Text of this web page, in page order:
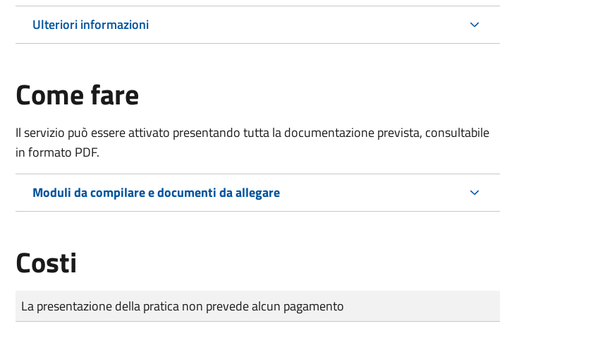
Ulteriori informazioni
Come fare
Il servizio può essere attivato presentando tutta la documentazione prevista, consultabile
in formato PDF.
Moduli da compilare e documenti da allegare
Costi
Tipo di pagamento
Importo
La presentazione della pratica non prevede alcun pagamento